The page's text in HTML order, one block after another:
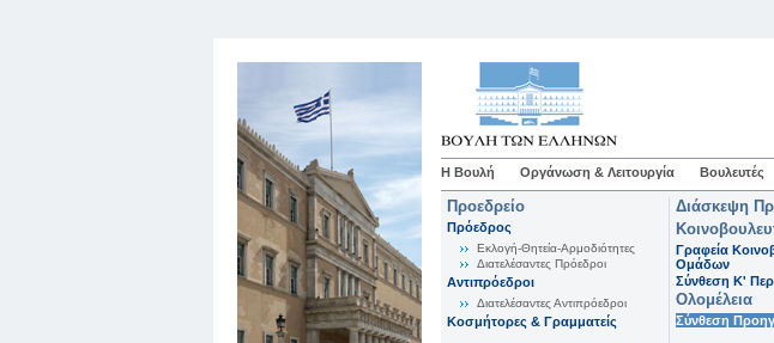
Η Βουλή Οργάνωση & Λειτουργία Βουλευτές
Προεδρείο
Πρόεδρος
Εκλογή-Θητεία-Αρμοδιότητες
Διατελέσαντες Πρόεδροι
Αντιπρόεδροι
Διατελέσαντες Αντιπρόεδροι
Κοσμήτορες & Γραμματείς
Διάσκεψη
Γραφεία
Ομάδων
Σύνθεση K'
Ολομέλεια
Σύνθεση